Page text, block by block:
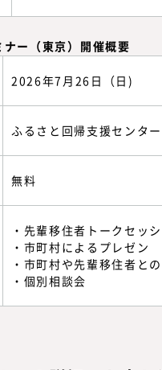
ー（東京）開催概要
2026年7月26日（日)
ふるさと回帰支援センタ
無料
・先輩移住者トークセッ
・市町村によるプレゼン
・市町村や先輩移住者と
・個別相談会